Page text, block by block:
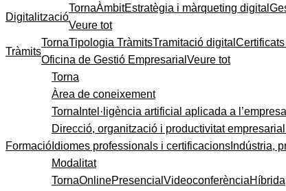
Digitalització
TornaÀmbitEstratègia i màrqueting digital
Veure tot
Tràmits
TornaTipologia TràmitsTramitació digital
Oficina de Gestió Empresarial Veure tot
Formació
Torna
Àrea de coneixement
Torna Intel·ligència artificial aplicada a l’empresa
Direcció, organització i productivitat empresarial
Idiomes professionals i certificacions Indústria,
Modalitat
TornaOnlinePresencial VideoconferènciaHíbrida